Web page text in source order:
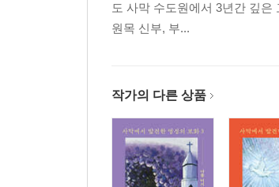
탐욕의 유혹
도둑맞은 양피지 성경
어째서 욕정이 떠나지 않는가?
소아 성애 문제
어린아이들을 조심하라
영혼의 간음
도 사막 수도원에서 3년간 깊
원목 신부, 부...
작가의 다른 상품